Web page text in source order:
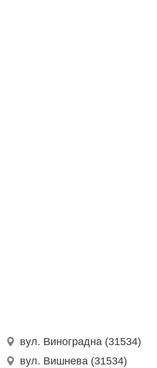
вул. Виноградна (31534)
вул. Вишнева (31534)